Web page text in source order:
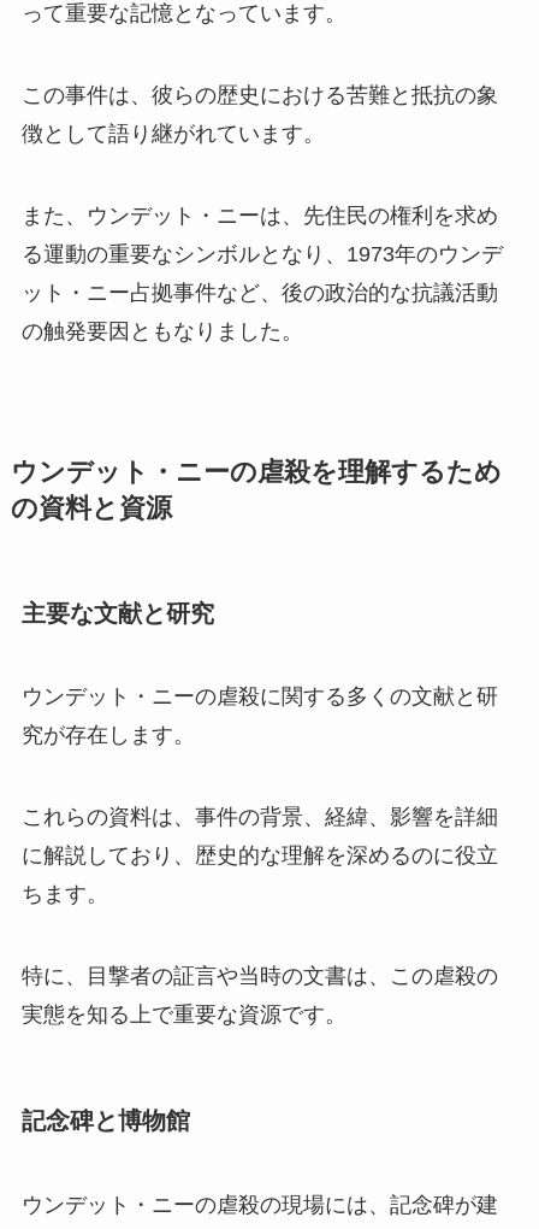
って重要な記憶となっています。
この事件は、彼らの歴史における苦難と抵抗の象
徴として語り継がれています。
また、ウンデット・ニーは、先住民の権利を求め
る運動の重要なシンボルとなり、1973年のウンデ
ット・ニー占拠事件など、後の政治的な抗議活動
の触発要因ともなりました。
ウンデット・ニーの虐殺を理解するため
の資料と資源
主要な文献と研究
ウンデット・ニーの虐殺に関する多くの文献と研
究が存在します。
これらの資料は、事件の背景、経緯、影響を詳細
に解説しており、歴史的な理解を深めるのに役立
ちます。
特に、目撃者の証言や当時の文書は、この虐殺の
実態を知る上で重要な資源です。
記念碑と博物館
ウンデット・ニーの虐殺の現場には、記念碑が建